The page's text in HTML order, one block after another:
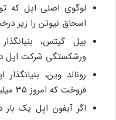
لوگوی اصلی اپل که
اسحاق نیوتن را زیر
ورشکستگی شرکت اپل در سال ۱۹۹۷
فروخت که امروز ۳۵ میلیارد دلار ارزش دارد.
اگر آیفون اپل یک